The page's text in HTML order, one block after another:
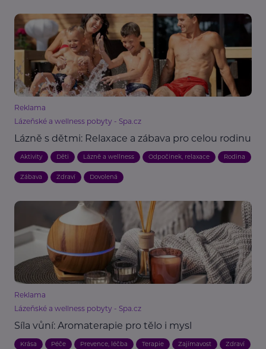
Reklama
Lázeňské a wellness pobyty - Spa.cz
Lázně s dětmi: Relaxace a zábava pro celou rodinu
Aktivity Děti Lázně a wellness Odpočinek, relaxace Rodina
Zábava Zdraví Dovolená
Reklama
Lázeňské a wellness pobyty - Spa.cz
Síla vůní: Aromaterapie pro tělo i mysl
Krása Péče Prevence, léčba Terapie Zajímavost Zdraví